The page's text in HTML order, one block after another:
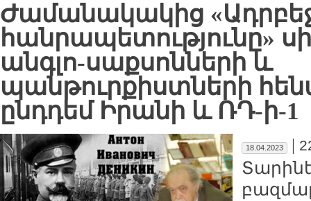
Ժամանակակից
հանրապետությունը»
անգլո-սաքսոնների և
պանթուրքիստների
ընդդեմ Իրանի և ՌԴ-ի-1
18.04.2023 |